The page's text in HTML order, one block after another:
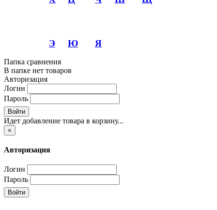
Э Ю Я
Папка сравнения
В папке нет товаров
Авторизация
Логин
Пароль
Войти
Идет добавление товара в корзину...
×
Авторизация
Логин
Пароль
Войти